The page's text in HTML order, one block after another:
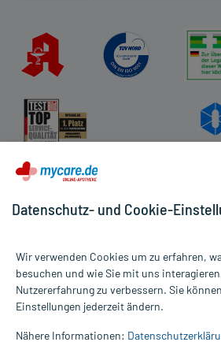
Alle Preise gelten inkl. MwSt., ggf. zzgl.
Informationen auf dieser Website werden
die Untersuchung und Behandlung durch
Datenschutz- und Cookie-
Wir verwenden Cookies um zu erfahren,
besuchen und wie Sie mit uns
Nutzererfahrung zu verbessern. Sie
Einstellungen jederzeit ändern.
Nähere Informationen: